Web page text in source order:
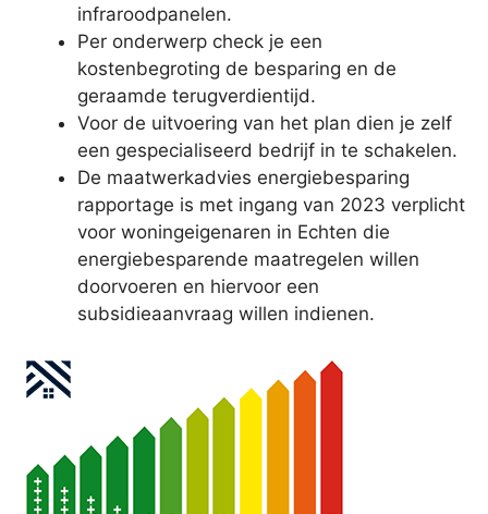
infraroodpanelen.
Per onderwerp check je een
kostenbegroting de besparing en de
geraamde terugverdientijd.
Voor de uitvoering van het plan dien je zelf
een gespecialiseerd bedrijf in te schakelen.
De maatwerkadvies energiebesparing
rapportage is met ingang van 2023 verplicht
voor woningeigenaren in Echten die
energiebesparende maatregelen willen
doorvoeren en hiervoor een
subsidieaanvraag willen indienen.